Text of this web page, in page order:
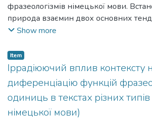
фразеологізмів німецької мови.
природа взаємин двох основних
тенденції до зміни фразеологічної
характеру і тенденції до її стабільності.
Підкреслюється важливість
актуальності образу, покладеного в
розвитку семантики ФО.
Show more
Item
Іррадіюючий вплив контексту
диференціацію функцій
одиниць в текстах різних типів
німецької мови)